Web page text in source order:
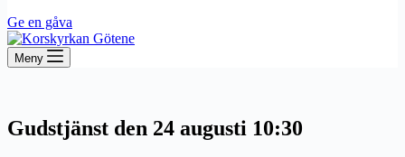
Ge en gåva
Meny
Gudstjänst den 24 augusti 10:30